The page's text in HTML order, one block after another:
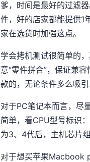
爹，时间是最好的过滤
件，好的店家都能提供1
家在选货时加强这点。
学会拷机测试很简单的
意“零件拼合”，保证兼
款的，无论条件多么吸
对于PC笔记本而言，尽
简单，看CPU型号标识
为3、4代后，主机芯片
对于想买苹果Macbook